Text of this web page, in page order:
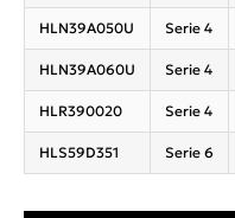
HLN39A050U Serie 4
HLN39A060U Serie 4
HLR390020 Serie 4
HLS59D351 Serie 6